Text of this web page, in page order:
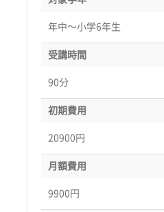
年中〜小学6年生
受講時間
90分
初期費用
20900円
月額費用
9900円